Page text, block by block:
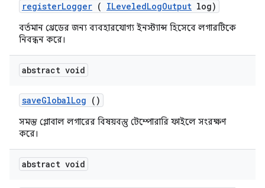
registerLogger ( ILeveledLogOutput log)
বর্তমান থ্রেডের জন্য ব্যবহারযোগ্য ইনস্ট্যান্স হিসেবে লগারটিকে
নিবন্ধন করে।
abstract void
saveGlobalLog ()
সমস্ত গ্লোবাল লগারের বিষয়বস্তু টেম্পোরারি ফাইলে সংরক্ষণ
করে।
abstract void